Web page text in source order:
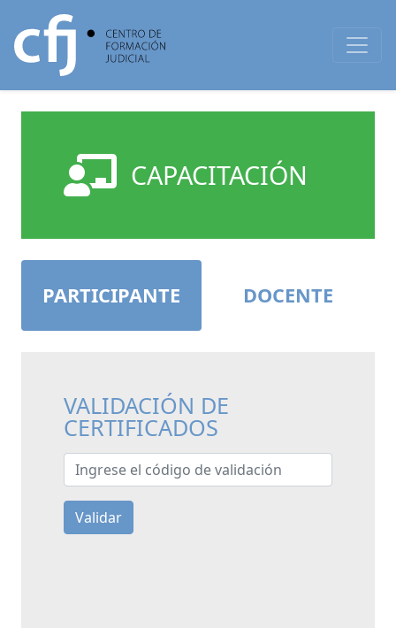
CAPACITACIÓN
PARTICIPANTE DOCENTE
VALIDACIÓN DE
CERTIFICADOS
Ingrese el código de validación
Validar